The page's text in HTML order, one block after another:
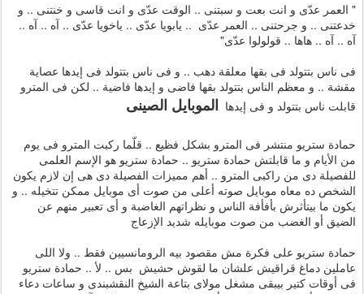
" العمر عدّى و انت بعت و سبتنى .. الوقت عدّى و انت قاسى و خنتنى .. و
خدعتنى .. و جرحتنى .. العمر عدّى .. يابويا عدّى .. ياخويا عدّى .. آه .. آه ..
آه .. آه .. هاها .. قولولوا عدّى"
فى ناس بتتولد فى بقها معلقة دهب .. و فى ناس بتتولد فى إيدها عصاية
مقشة .. و معظم الناس بتتولد بقها فاضى و إيدها فاضية .. لكن فى المترو
قابلت ناس بتتولد و فى إيدها الموبايل الصينى
حمادة ستريو منتشر فى المترو بشكل فظيع .. قلّما ركبت المترو فى يوم
من الأيام و ما قابلتش حمادة ستريو .. حمادة ستريو هو الإسم العلمى
للفصيلة دى من راكبى المترو .. أهم مميزات الفصيلة دى هى إن لازم يكون
الشخص ده معاه موبايل صوته أعلى من صوت أى موبايل ممكن تتخيله .. و
يكون ما بيتأثرش بأفأفة الناس و نظراتهم الغاضبة و أى تعبير منهم عن
الضيق أو الغضب من صوت موبايله شديد الإزعاج
حمادة ستريو على فكرة مش مقصود بيه الرومانسيين فقط .. ولا اللى
عاملين دماغ قراقيش علشان ما لقوش حشيش بس .. لأ .. حمادة ستريو
فى أوقات كتير بيبقى مشغل مولاى بتاعة الشيخ النقشبندى و ساعات دعاء